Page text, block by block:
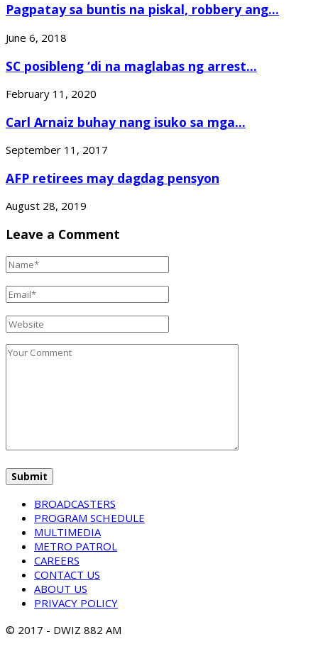
Pagpatay sa buntis na piskal, robbery ang...
June 6, 2018
SC posibleng ‘di na maglabas ng arrest...
February 11, 2020
Carl Arnaiz buhay nang isuko sa mga...
September 11, 2017
AFP retirees may dagdag pensyon
August 28, 2019
Leave a Comment
BROADCASTERS
PROGRAM SCHEDULE
MULTIMEDIA
METRO PATROL
CAREERS
CONTACT US
ABOUT US
PRIVACY POLICY
© 2017 - DWIZ 882 AM